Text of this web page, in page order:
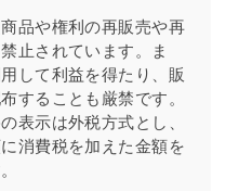
品や権利の再販売や再
止されています。ま
して利益を得たり、販
することも厳禁です。
表示は外税方式とし、
消費税を加えた金額を